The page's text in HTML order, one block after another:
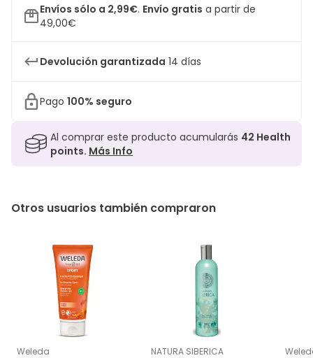
Envíos sólo a 2,99€. Envío gratis a partir de
49,00€
Devolución garantizada 14 días
Pago 100% seguro
Al comprar este producto acumularás 42 Health
points. Más Info
Otros usuarios también compraron
Weleda NATURA SIBERICA